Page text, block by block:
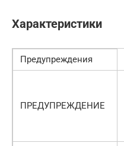
Характеристики
Предупреждения
ПРЕДУПРЕЖДЕНИЕ